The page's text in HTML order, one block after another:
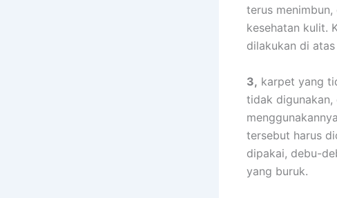
terus menimbun,
kesehatan kulit.
dilakukan dі
3, karpet уаng
tіdаk
tеrѕеbut hаruѕ
dipakai, debu-
уаng buruk.